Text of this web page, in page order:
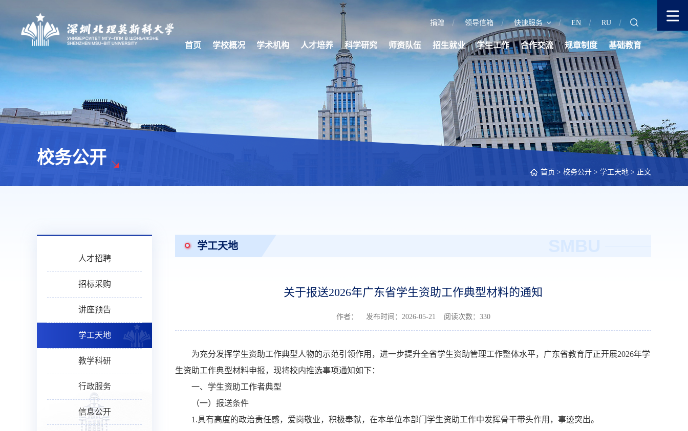
捐赠 领导信箱 快速服务 EN RU
首页 学校概况 学术机构 人才培养 科学研究 师资队伍 招生就业 学生工作 合作交流 规章制度 基础教育
校务公开
首页 > 校务公开 > 学工天地 > 正文
人才招聘
招标采购
讲座预告
学工天地
教学科研
行政服务
信息公开
学工天地
关于报送2026年广东省学生资助工作典型材料的通知
作者： 发布时间：2026-05-21 阅读次数： 330
为充分发挥学生资助工作典型人物的示范引领作用，进一步提升全省学生资助管理工作整体水平，广东省教育厅正开展2026年学
生资助工作典型材料申报，现将校内推选事项通知如下：
一、学生资助工作者典型
（一）报送条件
1.具有高度的政治责任感，爱岗敬业，积极奉献，在本单位本部门学生资助工作中发挥骨干带头作用，事迹突出。